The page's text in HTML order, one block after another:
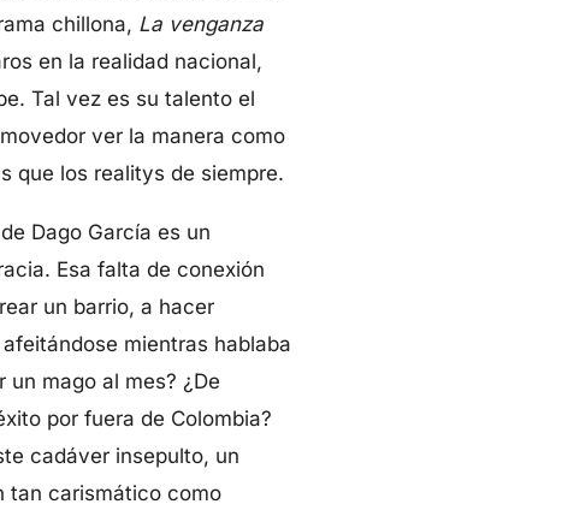
chillona, La venganza
en la realidad nacional,
Tal vez es su talento el
ver la manera como
que los realitys de siempre.
Dago García es un
Esa falta de conexión
un barrio, a hacer
mientras hablaba
mago al mes? ¿De
por fuera de Colombia?
cadáver insepulto, un
tan carismático como